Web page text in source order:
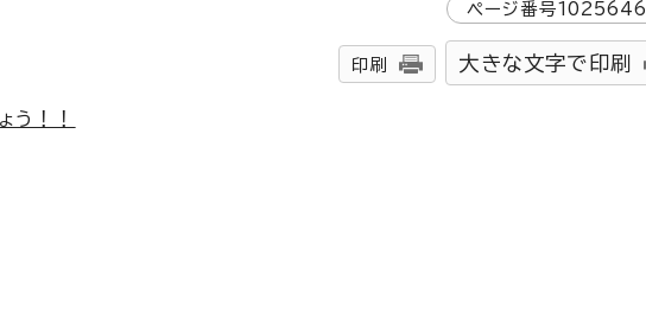
ページ番号1025646
印刷 大きな文字で印刷
う！！